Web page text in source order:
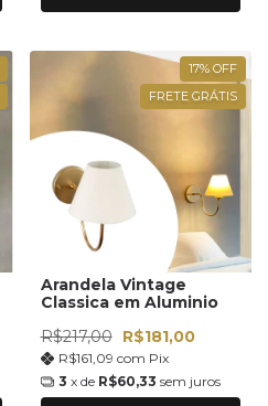
17% OFF
FRETE GRÁTIS
Arandela Vintage
Classica em Aluminio
R$217,00 R$181,00
R$161,09 com Pix
3 x de R$60,33 sem juros